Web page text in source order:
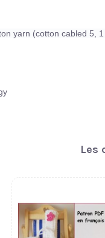
yarn (cotton cabled 5,
Les